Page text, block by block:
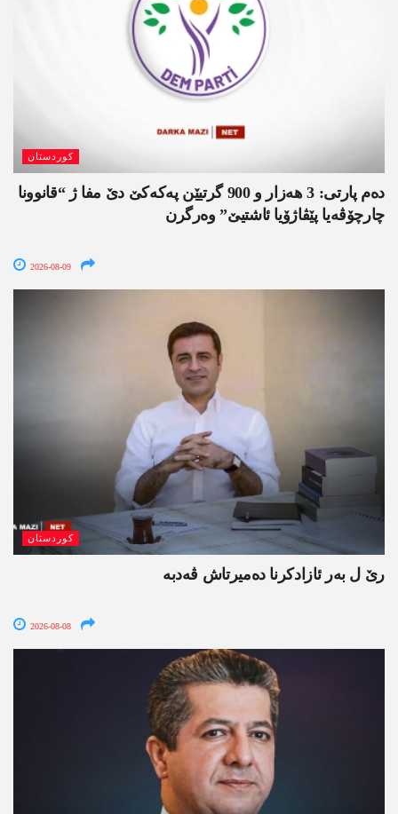
کوردستان
دەم پارتی: 3 ھەزار و 900 گرتیێن پەکەکێ دێ مفا ژ “قانوونا
چارچۆڤەیا پێڤاژۆیا ئاشتیێ” وەرگرن
2026-08-09
کوردستان
رێ ل بەر ئازادکرنا دەمیرتاش ڤەدبە
2026-08-08